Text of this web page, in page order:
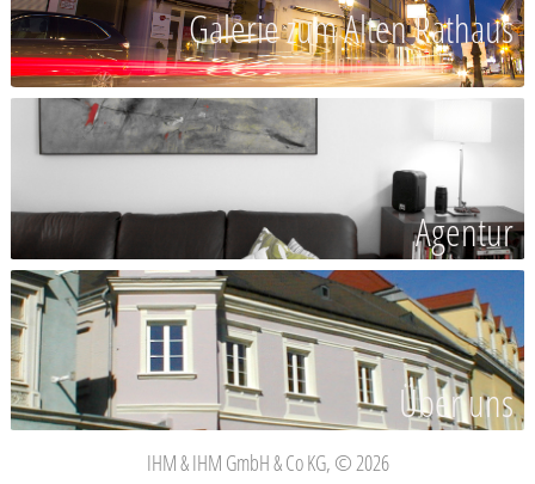
IHM & IHM GmbH & Co KG, © 2026
Galerie zum Alten Rathaus
Agentur
Über uns